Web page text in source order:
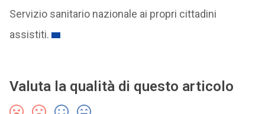
Servizio sanitario nazionale ai propri cittadini
assistiti.
Valuta la qualità di questo articolo